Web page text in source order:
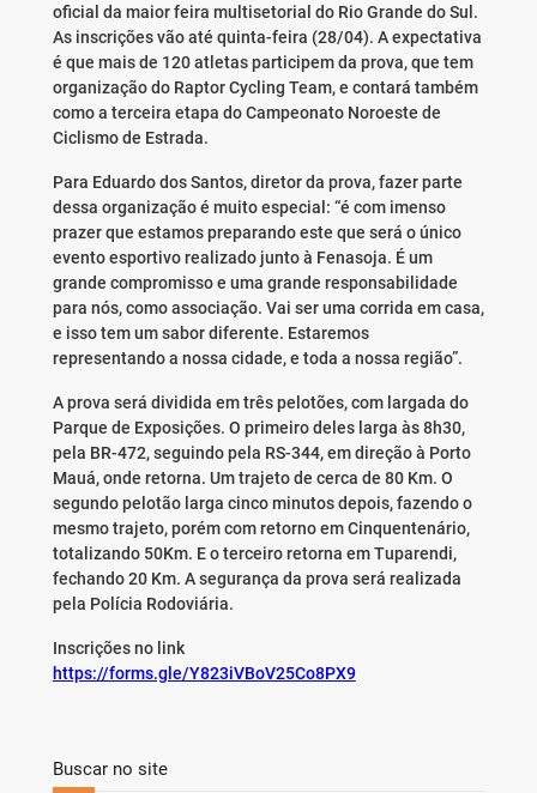
oficial da maior feira multisetorial do Rio Grande do Sul.
As inscrições vão até quinta-feira (28/04). A expectativa
é que mais de 120 atletas participem da prova, que tem
organização do Raptor Cycling Team, e contará também
como a terceira etapa do Campeonato Noroeste de
Ciclismo de Estrada.
Para Eduardo dos Santos, diretor da prova, fazer parte
dessa organização é muito especial: “é com imenso
prazer que estamos preparando este que será o único
evento esportivo realizado junto à Fenasoja. É um
grande compromisso e uma grande responsabilidade
para nós, como associação. Vai ser uma corrida em casa,
e isso tem um sabor diferente. Estaremos
representando a nossa cidade, e toda a nossa região”.
A prova será dividida em três pelotões, com largada do
Parque de Exposições. O primeiro deles larga às 8h30,
pela BR-472, seguindo pela RS-344, em direção à Porto
Mauá, onde retorna. Um trajeto de cerca de 80 Km. O
segundo pelotão larga cinco minutos depois, fazendo o
mesmo trajeto, porém com retorno em Cinquentenário,
totalizando 50Km. E o terceiro retorna em Tuparendi,
fechando 20 Km. A segurança da prova será realizada
pela Polícia Rodoviária.
Inscrições no link
https://forms.gle/Y823iVBoV25Co8PX9
Buscar no site